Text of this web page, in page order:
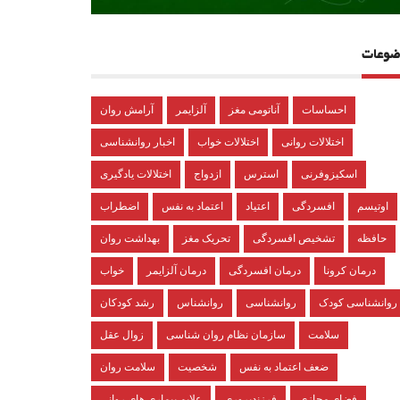
آرامش روان آلزایمر آناتومی مغز احساسات
اخبار روانشناسی اختلالات خواب اختلالات روانی
اختلالات یادگیری ازدواج استرس اسکیزوفرنی
اضطراب اعتماد به نفس اعتیاد افسردگی اوتیسم
بهداشت روان تحریک مغز تشخیص افسردگی حافظه
خواب درمان آلزایمر درمان افسردگی درمان کرونا
رشد کودکان روانشناس روانشناسی روانشناسی کودک
زوال عقل سازمان نظام روان شناسی سلامت
سلامت روان شخصیت ضعف اعتماد به نفس